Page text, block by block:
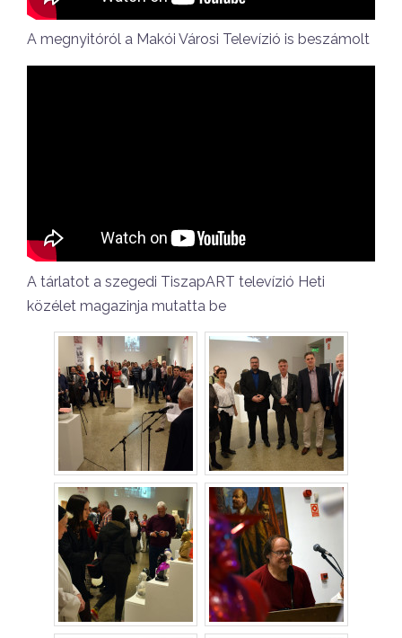
A megnyitóról a Makói Városi Televízió is beszámolt
A tárlatot a szegedi TiszapART televízió Heti
közélet magazinja mutatta be